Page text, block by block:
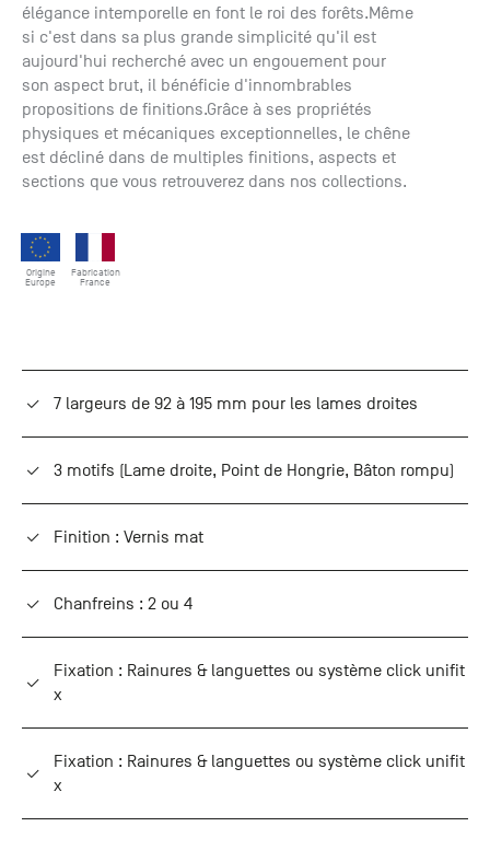
élégance intemporelle en font le roi des forêts.Même
si c'est dans sa plus grande simplicité qu'il est
aujourd'hui recherché avec un engouement pour
son aspect brut, il bénéficie d'innombrables
propositions de finitions.Grâce à ses propriétés
physiques et mécaniques exceptionnelles, le chêne
est décliné dans de multiples finitions, aspects et
sections que vous retrouverez dans nos collections.
Origine
Europe
Fabrication
France
7 largeurs de 92 à 195 mm pour les lames droites
3 motifs (Lame droite, Point de Hongrie, Bâton rompu)
Finition : Vernis mat
Chanfreins : 2 ou 4
Fixation : Rainures & languettes ou système click unifit
x
Fixation : Rainures & languettes ou système click unifit
x